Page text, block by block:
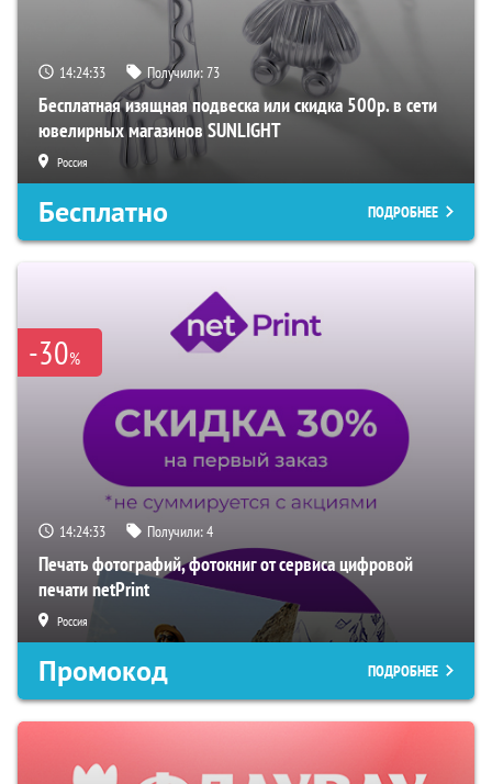
14:24:32 Получили:73
Бесплатная изящная подвеска или скидка 500р. в сети
ювелирных магазинов SUNLIGHT
Россия
Бесплатно ПОДРОБНЕЕ
-30%
14:24:32 Получили:4
Печать фотографий, фотокниг от сервиса цифровой
печати netPrint
Россия
Промокод ПОДРОБНЕЕ